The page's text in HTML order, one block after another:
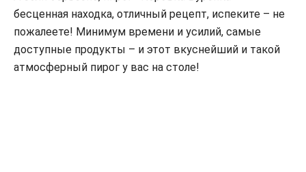
бесценная находка, отличный рецепт, испеките – не
пожалеете! Минимум времени и усилий, самые
доступные продукты – и этот вкуснейший и такой
атмосферный пирог у вас на столе!